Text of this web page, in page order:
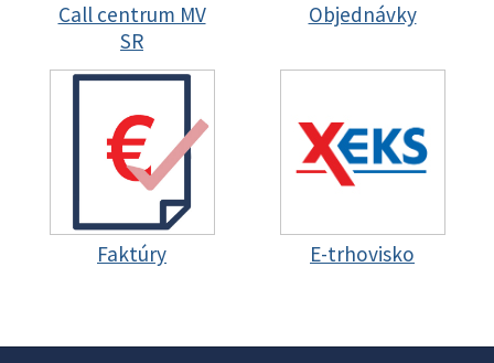
Call centrum MV
SR
Objednávky
Faktúry E-trhovisko